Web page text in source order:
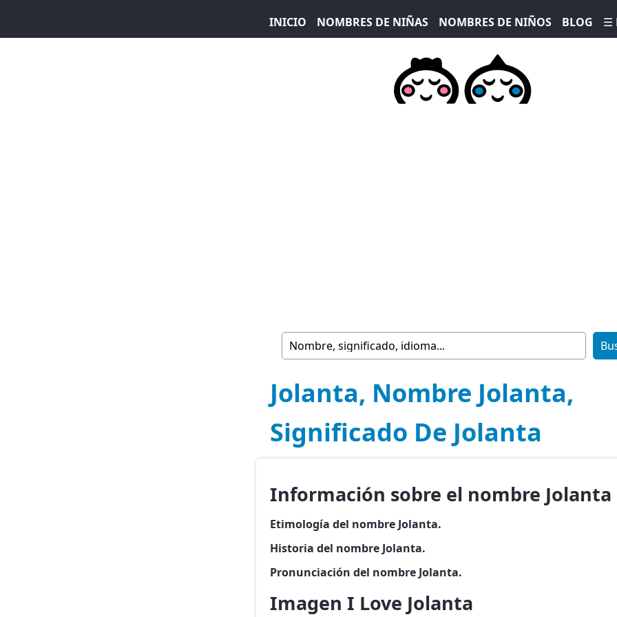
INICIO NOMBRES DE NIÑAS NOMBRES DE NIÑOS BLOG ☰
Jolanta, Nombre Jolanta,
Significado De Jolanta
Información sobre el nombre Jolanta
Etimología del nombre Jolanta.
Historia del nombre Jolanta.
Pronunciación del nombre Jolanta.
Imagen I Love Jolanta